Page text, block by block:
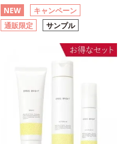
NEW
キャンペーン
通販限定
サンプル